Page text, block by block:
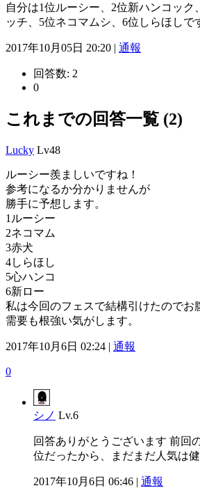
自分は1位ルーシー、2位新ハンコック
ッチ、5位ネコマムシ、6位しらほしで
2017年10月05日 20:20 | 通報
回答数: 2
0
これまでの回答一覧 (2)
Lucky Lv48
ルーシー羨ましいですね！
参考になるか分かりませんが
勝手に予想します。
1ルーシー
2ネコマム
3赤犬
4しらほし
5心ハンコ
6新ロー
私は今回のフェスで結構引けたのでお
需要も根強い気がします。
2017年10月6日 02:24 | 通報
0
シノ Lv.6
回答ありがとうございます 前回
位だったから、まだまだ人気は
2017年10月6日 06:46 | 通報